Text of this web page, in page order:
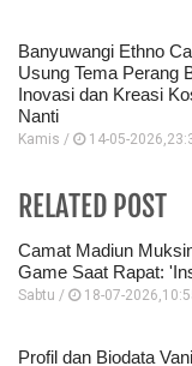
Banyuwangi Ethno
Usung Tema Perang
Inovasi dan Kreasi
Nanti
Kamis / 14-05-
RELATED POST
Camat Madiun
Game Saat Rapat:
Sabtu / 18-07-
Profil dan Biodata